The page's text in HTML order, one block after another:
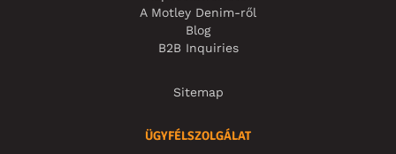
A Motley Denim-ről
Blog
B2B Inquiries
Sitemap
ÜGYFÉLSZOLGÁLAT